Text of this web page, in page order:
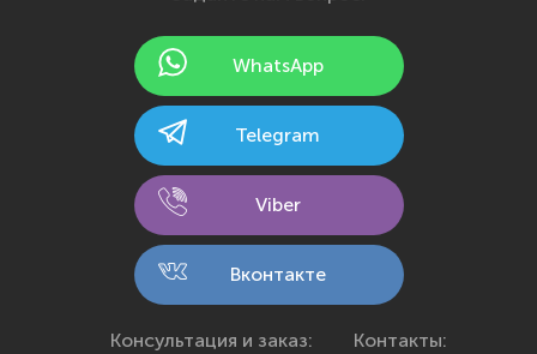
Йошкар-Ола
Калининград
Кемерово
Кострома
Краснодар
Красноярск
WhatsApp
Telegram
Viber
Вконтакте
Консультация и заказ: Контакты: